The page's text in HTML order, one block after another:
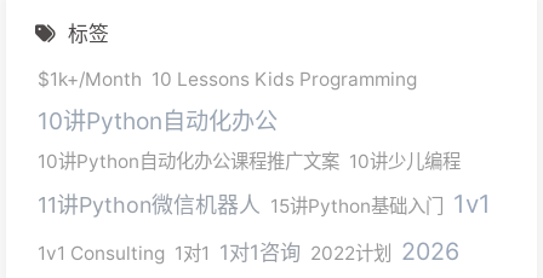
标签
$1k+/Month 10 Lessons Kids Programming
10讲Python自动化办公
10讲Python自动化办公课程推广文案 10讲少儿编程
11讲Python微信机器人 15讲Python基础入门 1v1
1v1 Consulting 1对1 1对1咨询 2022计划 2026